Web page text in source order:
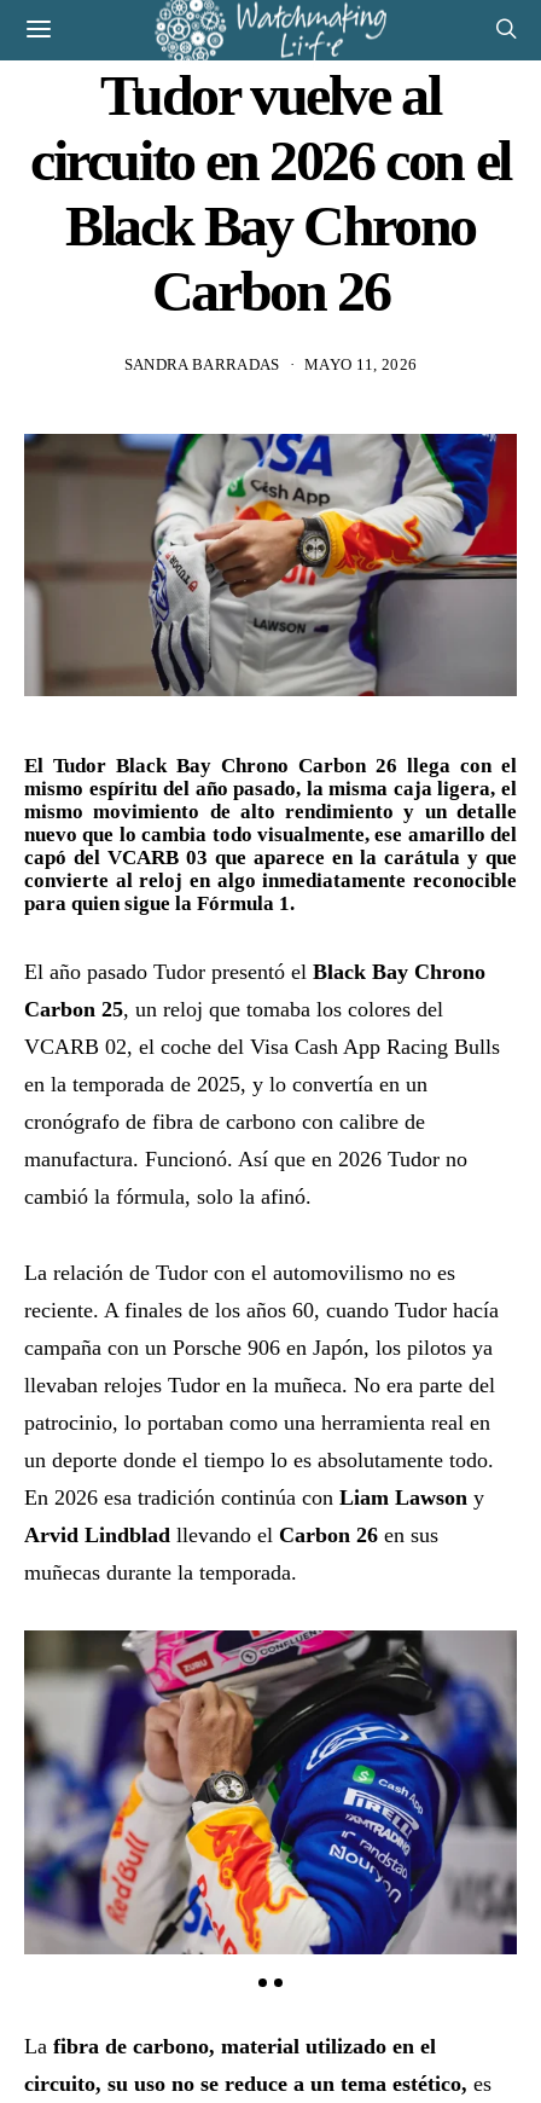
Tudor vuelve al
circuito en 2026 con el
Black Bay Chrono
Carbon 26
SANDRA BARRADAS MAYO 11, 2026
ElTudor Black Bay Chrono Carbon 26 llega con el
mismo espíritu del año pasado, la misma caja ligera, el
mismo movimiento de alto rendimiento y un detalle
nuevo que lo cambia todo visualmente, ese amarillo del
capó del VCARB 03 que aparece en la carátula y que
convierte al reloj en algo inmediatamente reconocible
para quien sigue la Fórmula 1.
El año pasado Tudor presentó el Black Bay Chrono
Carbon 25, un reloj que tomaba los colores del
VCARB 02, el coche del Visa Cash App Racing Bulls
en la temporada de 2025, y lo convertía en un
cronógrafo de fibra de carbono con calibre de
manufactura. Funcionó. Así que en 2026 Tudor no
cambió la fórmula, solo la afinó.
La relación de Tudor con el automovilismo no es
reciente. A finales de los años 60, cuando Tudor hacía
campaña con un Porsche 906 en Japón, los pilotos ya
llevaban relojes Tudor en la muñeca. No era parte del
patrocinio, lo portaban como una herramienta real en
un deporte donde el tiempo lo es absolutamente todo.
En 2026 esa tradición continúa con Liam Lawson y
Arvid Lindblad llevando el Carbon 26 en sus
muñecas durante la temporada.
La fibra de carbono, material utilizado en el
circuito, su uso no se reduce a un tema estético, es